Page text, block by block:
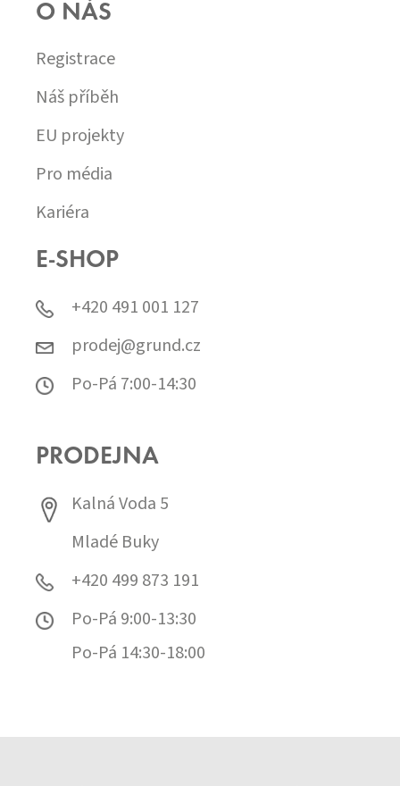
O NÁS
Registrace
Náš příběh
EU projekty
Pro média
Kariéra
E-SHOP
+420 491 001 127
prodej@grund.cz
Po-Pá 7:00-14:30
PRODEJNA
Kalná Voda 5
Mladé Buky
+420 499 873 191
Po-Pá 9:00-13:30
Po-Pá 14:30-18:00